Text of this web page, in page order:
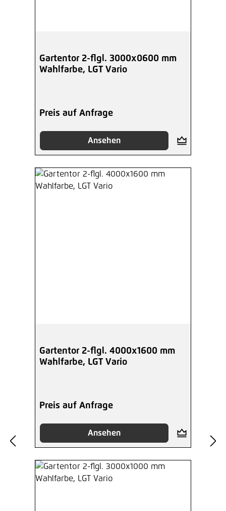
Gartentor 2-flgl. 3000x0600 mm
Wahlfarbe, LGT Vario
Preis auf Anfrage
Ansehen
Gartentor 2-flgl. 4000x1600 mm
Wahlfarbe, LGT Vario
Preis auf Anfrage
Ansehen